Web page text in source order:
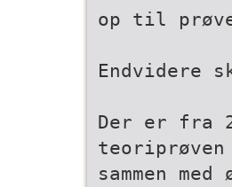
op til
Endvidere
Der er fra
sammen